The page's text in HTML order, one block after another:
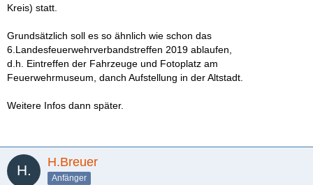
Kreis) statt.
Grundsätzlich soll es so ähnlich wie schon das
6.Landesfeuerwehrverbandstreffen 2019 ablaufen,
d.h. Eintreffen der Fahrzeuge und Fotoplatz am
Feuerwehrmuseum, danch Aufstellung in der Altstadt.
Weitere Infos dann später.
H.Breuer
Anfänger